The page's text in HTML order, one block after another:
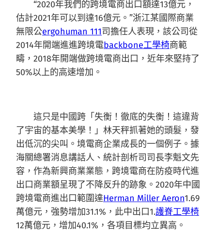
“2020年我們的跨境電商出口額達13億元，
估計2021年可以到達16億元。”浙江某國際商業
無限公ergohuman 111司擔任人表現，該公司從
2014年開端進進跨境電backbone工學椅商範
疇，2018年開端做跨境電商出口，近年來堅持了
50%以上的高速增加。
這只是中國跨「失衡！徹底的失衡！這違背
了宇宙的基本美學！」林天秤抓著她的頭髮，發
出低沉的尖叫。境電商企業成長的一個例子。據
海關總署消息講話人、統計剖析司司長李魁文先
容，作為新興商業業態，跨境電商在防疫時代進
出口商業額呈現了不降反升的跡象。2020年中國
跨境電商進出口範圍達Herman Miller Aeron1.69
萬億元，強勢增加31.1%，此中出口1.護脊工學椅
12萬億元，增加40.1%，各項目標均立異高。